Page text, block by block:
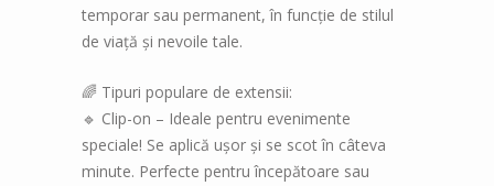
temporar sau permanent, în funcție de stilul
de viață și nevoile tale.
🌈 Tipuri populare de extensii:
🔹 Clip-on – Ideale pentru evenimente
speciale! Se aplică ușor și se scot în câteva
minute. Perfecte pentru începătoare sau